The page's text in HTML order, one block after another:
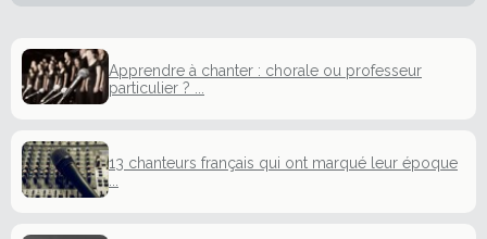
Apprendre à chanter : chorale ou professeur
particulier ? ...
13 chanteurs français qui ont marqué leur époque